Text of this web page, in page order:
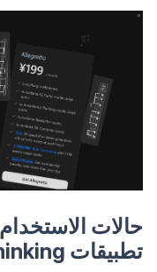
حالات
تطبيقات Kimi K2 Thinking